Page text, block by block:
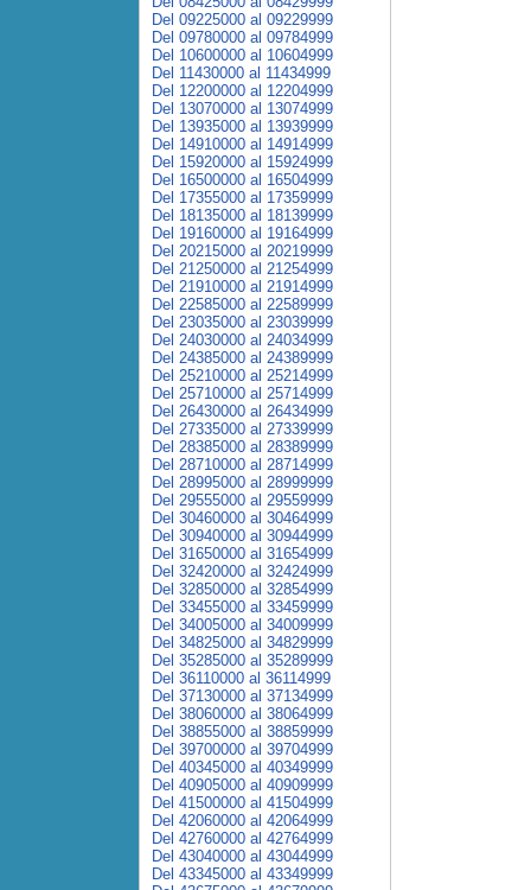
Del 09225000 al 09229999
Del 09780000 al 09784999
Del 10600000 al 10604999
Del 11430000 al 11434999
Del 12200000 al 12204999
Del 13070000 al 13074999
Del 13935000 al 13939999
Del 14910000 al 14914999
Del 15920000 al 15924999
Del 16500000 al 16504999
Del 17355000 al 17359999
Del 18135000 al 18139999
Del 19160000 al 19164999
Del 20215000 al 20219999
Del 21250000 al 21254999
Del 21910000 al 21914999
Del 22585000 al 22589999
Del 23035000 al 23039999
Del 24030000 al 24034999
Del 24385000 al 24389999
Del 25210000 al 25214999
Del 25710000 al 25714999
Del 26430000 al 26434999
Del 27335000 al 27339999
Del 28385000 al 28389999
Del 28710000 al 28714999
Del 28995000 al 28999999
Del 29555000 al 29559999
Del 30460000 al 30464999
Del 30940000 al 30944999
Del 31650000 al 31654999
Del 32420000 al 32424999
Del 32850000 al 32854999
Del 33455000 al 33459999
Del 34005000 al 34009999
Del 34825000 al 34829999
Del 35285000 al 35289999
Del 36110000 al 36114999
Del 37130000 al 37134999
Del 38060000 al 38064999
Del 38855000 al 38859999
Del 39700000 al 39704999
Del 40345000 al 40349999
Del 40905000 al 40909999
Del 41500000 al 41504999
Del 42060000 al 42064999
Del 42760000 al 42764999
Del 43040000 al 43044999
Del 43345000 al 43349999